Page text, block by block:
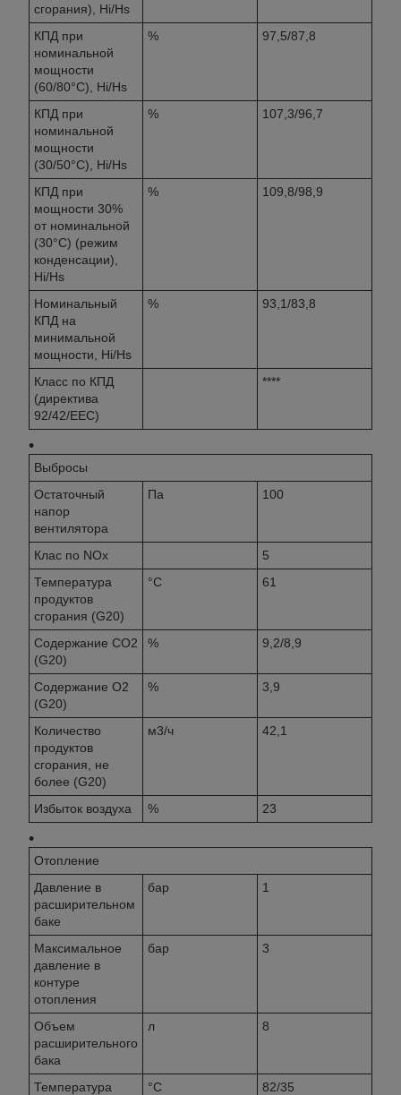
сгорания), Hi/Hs
КПД при
номинальной
мощности
(60/80°С), Hi/Hs
% 97,5/87,8
КПД при
номинальной
мощности
(30/50°С), Hi/Hs
% 107,3/96,7
КПД при
мощности 30%
от номинальной
(30°С) (режим
конденсации),
Hi/Hs
% 109,8/98,9
Номинальный
КПД на
минимальной
мощности, Hi/Hs
% 93,1/83,8
Класс по КПД
(директива
92/42/EEC)
****
Выбросы
Остаточный
напор
вентилятора
Па 100
Клас по NOx
5
Температура
продуктов
сгорания (G20)
°C 61
Содержание CO2
(G20)
% 9,2/8,9
Содержание O2
(G20)
% 3,9
Количество
продуктов
сгорания, не
более (G20)
м3/ч 42,1
Избыток воздуха % 23
Отопление
Давление в
расширительном
баке
бар 1
Максимальное
давление в
контуре
отопления
бар 3
Объем
расширительного
бака
л 8
Температура
°C 82/35